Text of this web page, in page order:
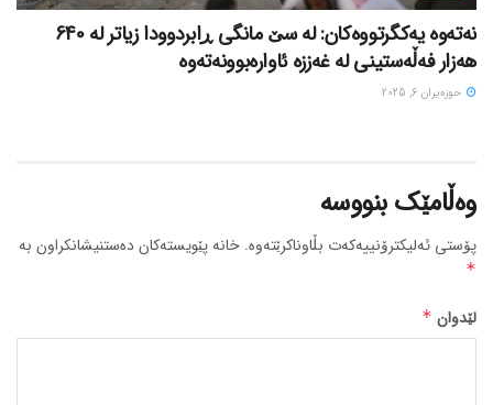
نەتەوە یەکگرتووەکان: لە سێ مانگی ڕابردوودا زیاتر لە 640
هەزار فەڵەستینی لە غەززە ئاوارەبوونەتەوە
حوزه‌یران 6, 2025
وەڵامێک بنووسە
پۆستی ئەلیکترۆنییەکەت بڵاوناکرێتەوە. خانە پێویستەکان دەستنیشانکراون بە
*
لێدوان *